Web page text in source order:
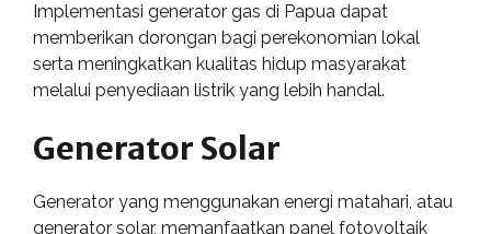
Implementasi generator gas di Papua dapat
memberikan dorongan bagi perekonomian lokal
serta meningkatkan kualitas hidup masyarakat
melalui penyediaan listrik yang lebih handal.
Generator Solar
Generator yang menggunakan energi matahari, atau
generator solar, memanfaatkan panel fotovoltaik